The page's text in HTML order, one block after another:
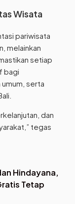
Wisata
pariwisata
melainkan
setiap
bagi
serta
dan
tegas
Hindayana,
Tetap